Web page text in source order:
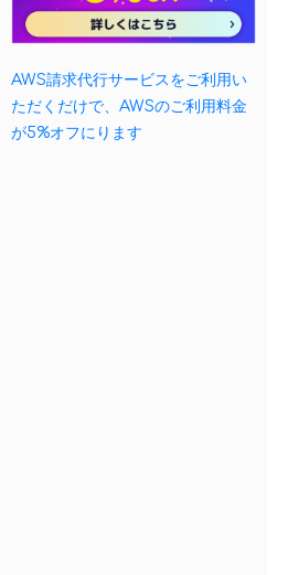
AWS請求代行サービスをご利用い
ただくだけで、AWSのご利用料金
が5%オフにります